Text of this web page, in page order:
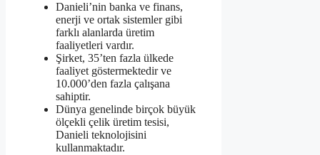
Danieli’nin banka ve finans,
enerji ve ortak sistemler gibi
farklı alanlarda üretim
faaliyetleri vardır.
Şirket, 35’ten fazla ülkede
faaliyet göstermektedir ve
10.000’den fazla çalışana
sahiptir.
Dünya genelinde birçok büyük
ölçekli çelik üretim tesisi,
Danieli teknolojisini
kullanmaktadır.